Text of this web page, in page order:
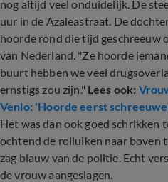
nog altijd veel onduidelijk. De
uur in de Azaleastraat. De
hoorde rond die tijd geschreeuw
van Nederland. "Ze hoorde
buurt hebben we veel
ernstigs zou zijn." Lees ook:
Venlo: 'Hoorde eerst
Het was dan ook goed schrikken
ochtend de rolluiken naar boven
zag blauw van de politie. Echt
de vrouw aangeslagen.